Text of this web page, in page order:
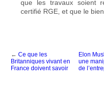
que les travaux soient
certifié RGE , et que le
←Ce que les
Britanniques vivant en
France doivent savoir
Elon
une
de